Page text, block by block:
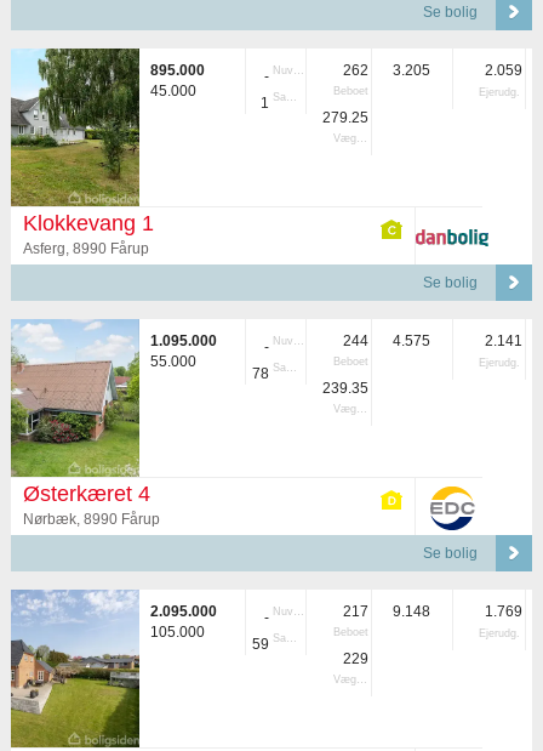
Se bolig
895.000
45.000
- Nuvær.
1 Samlet
262
Beboet
279.25
Vægtet
3.205 2.059
Ejerudg.
Klokkevang 1
Asferg, 8990 Fårup
Se bolig
1.095.000
55.000
- Nuvær.
78 Samlet
244
Beboet
239.35
Vægtet
4.575 2.141
Ejerudg.
Østerkæret 4
Nørbæk, 8990 Fårup
Se bolig
2.095.000
105.000
- Nuvær.
59 Samlet
217
Beboet
229
Vægtet
9.148 1.769
Ejerudg.